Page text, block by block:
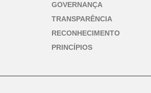
GOVERNANÇA
TRANSPARÊNCIA
RECONHECIMENTO
PRINCÍPIOS